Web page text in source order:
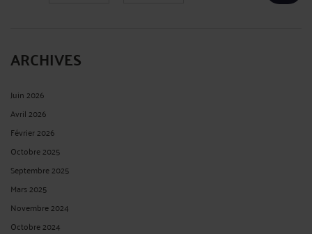
ARCHIVES
Juin 2026
Avril 2026
Février 2026
Octobre 2025
Septembre 2025
Mars 2025
Novembre 2024
Octobre 2024